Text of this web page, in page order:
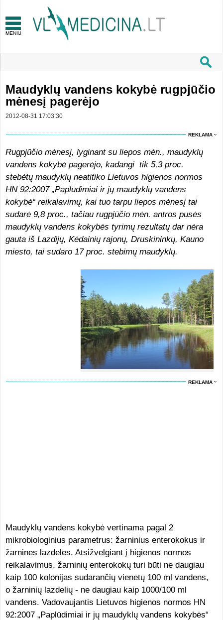
Maudyklų vandens kokybė rugpjūčio
mėnesį pagerėjo
2012-08-31 17:03:30
REKLAMA
Rugpjūčio mėnesį, lyginant su liepos mėn., maudyklų
vandens kokybė pagerėjo, kadangi tik 5,3 proc.
stebėtų maudyklų neatitiko Lietuvos higienos normos
HN 92:2007 „Paplūdimiai ir jų maudyklų vandens
kokybė“ reikalavimų, kai tuo tarpu liepos mėnesį tai
sudarė 9,8 proc., tačiau rugpjūčio mėn. antros pusės
maudyklų vandens kokybės tyrimų rezultatų dar nėra
gauta iš Lazdijų, Kėdainių rajonų, Druskininkų, Kauno
miesto, tai sudaro 17 proc. stebimų maudyklų.
REKLAMA
Maudyklų vandens kokybė vertinama pagal 2
mikrobiologinius parametrus: žarninius enterokokus ir
žarnines lazdeles. Atsižvelgiant į higienos normos
reikalavimus, žarninių enterokokų turi būti ne daugiau
kaip 100 kolonijas sudarančių vienetų 100 ml vandens,
o žarninių lazdelių - ne daugiau kaip 1000/100 ml
vandens. Vadovaujantis Lietuvos higienos normos HN
92:2007 „Paplūdimiai ir jų maudyklų vandens kokybės“